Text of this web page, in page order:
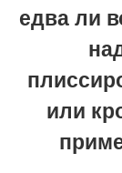
едва ли
или